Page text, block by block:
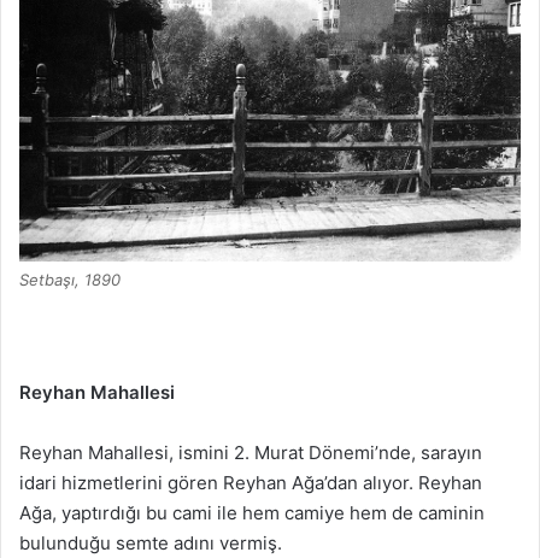
Setbaşı, 1890
Reyhan Mahallesi
Reyhan Mahallesi, ismini 2. Murat Dönemi’nde, sarayın
idari hizmetlerini gören Reyhan Ağa’dan alıyor. Reyhan
Ağa, yaptırdığı bu cami ile hem camiye hem de caminin
bulunduğu semte adını vermiş.